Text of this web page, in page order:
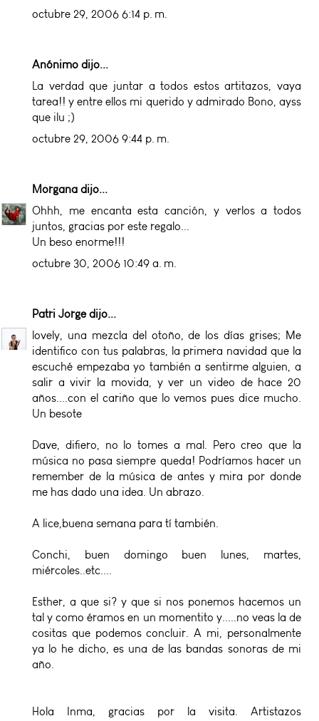
octubre 29, 2006 6:14 p. m.
Anónimo dijo...
La verdad que juntar a todos estos artitazos, vaya
tarea!! y entre ellos mi querido y admirado Bono, ayss
que ilu ;)
octubre 29, 2006 9:44 p. m.
Morgana dijo...
Ohhh, me encanta esta canción, y verlos a todos
juntos, gracias por este regalo...
Un beso enorme!!!
octubre 30, 2006 10:49 a. m.
Patri Jorgedijo...
lovely, una mezcla del otoño, de los días grises; Me
identifico con tus palabras, la primera navidad que la
escuché empezaba yo también a sentirme alguien, a
salir a vivir la movida, y ver un video de hace 20
años....con el cariño que lo vemos pues dice mucho.
Un besote
Dave, difiero, no lo tomes a mal. Pero creo que la
música no pasa siempre queda! Podríamos hacer un
remember de la música de antes y mira por donde
me has dado una idea. Un abrazo.
A lice,buena semana para tí también.
Conchi, buen domingo buen lunes, martes,
miércoles..etc....
Esther, a que si? y que si nos ponemos hacemos un
tal y como éramos en un momentito y.....no veas la de
cositas que podemos concluir. A mi, personalmente
ya lo he dicho, es una de las bandas sonoras de mi
año.
Hola Inma, gracias por la visita. Artistazos